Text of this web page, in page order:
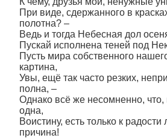
При виде, сдержанного в
полотна? –
Ведь и тогда Небесная дол
Пускай исполнена теней под
Пусть мира собственного
картина,
Увы, ещё так часто резких,
полна, –
Однако всё же несомненно, что,
одна,
Воистину, есть только к
причина!